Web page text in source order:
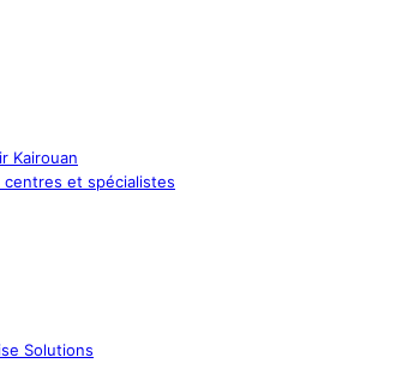
Kairouan
centres et spécialistes
Solutions